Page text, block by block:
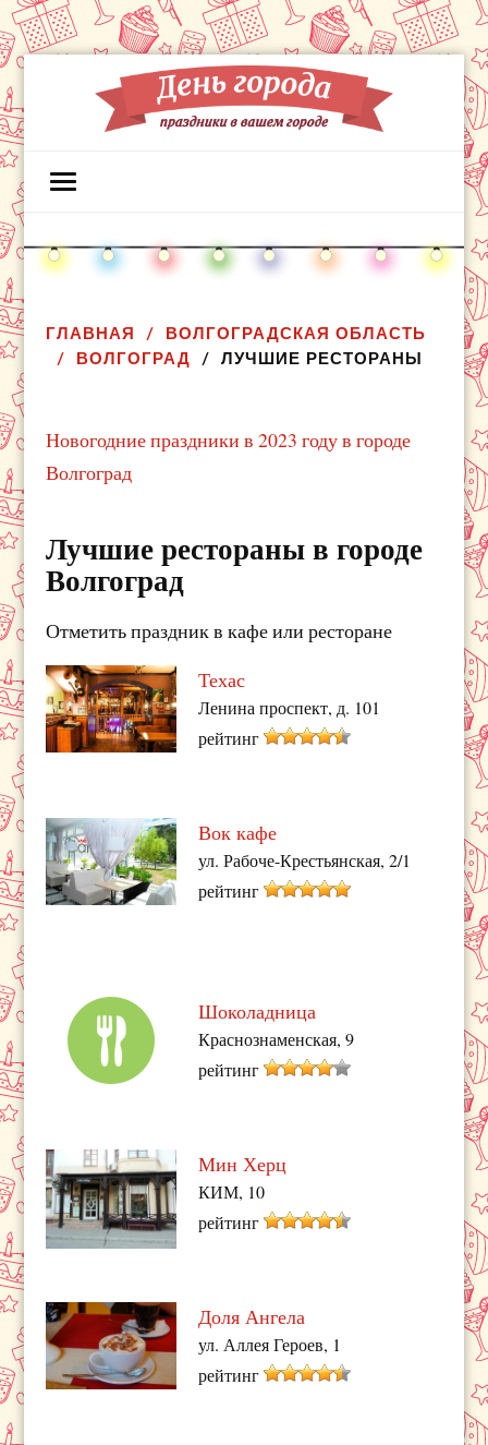
ГЛАВНАЯ
ВОЛГОГРАДСКАЯ ОБЛАСТЬ
ВОЛГОГРАД
ЛУЧШИЕ РЕСТОРАНЫ
Новогодние праздники в 2023 году в городе
Волгоград
Лучшие рестораны в городе
Волгоград
Отметить праздник в кафе или ресторане
Техас
Ленина проспект, д. 101
рейтинг
Вок кафе
ул. Рабоче-Крестьянская, 2/1
рейтинг
Шоколадница
Краснознаменская, 9
рейтинг
Мин Херц
КИМ, 10
рейтинг
Доля Ангела
ул. Аллея Героев, 1
рейтинг